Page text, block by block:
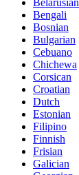
Bengali
Bosnian
Bulgarian
Cebuano
Chichewa
Corsican
Croatian
Dutch
Estonian
Filipino
Finnish
Frisian
Galician